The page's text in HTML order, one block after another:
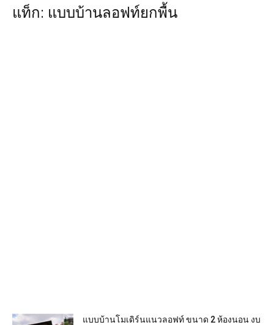
แท็ก: แบบบ้านลอฟท์ยกพื้น
แบบบ้านโมเดิร์นแนวลอฟท์ ขนาด 2 ห้องนอน งบ